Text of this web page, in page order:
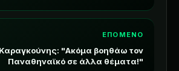
ΕΠΟΜΕΝΟ
Καραγκούνης: "Ακόμα βοηθάω τον
Παναθηναϊκό σε άλλα θέματα!"